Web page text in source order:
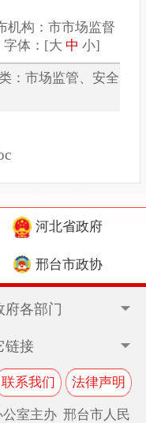
构：市市场监督
体：[大 中 小]
：市场监管、安全
河北省政府
邢台市政协
府各部门
链接
联系我们 法律声明
室主办 邢台市人民